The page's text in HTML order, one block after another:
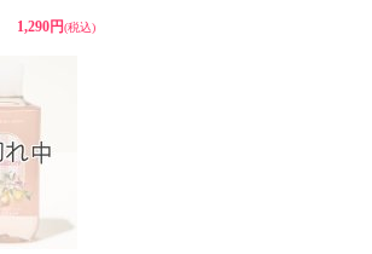
1,290円(税込)